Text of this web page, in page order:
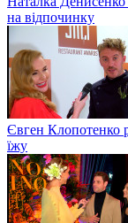
на відпочинку
Євген Клопотенко
їжу